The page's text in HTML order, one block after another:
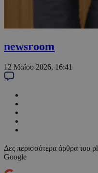
newsroom
12 Μαΐου 2026, 16:41
Δες περισσότερα άρθρα του
Google